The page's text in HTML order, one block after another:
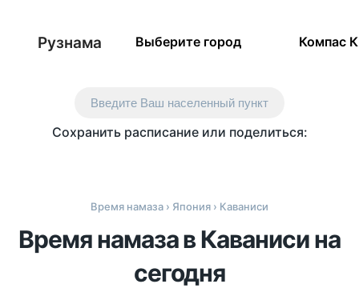
Рузнама Выберите город Компас
Введите Ваш населенный пункт
Сохранить расписание или поделиться:
Время намаза › Япония › Каваниси
Время намаза в Каваниси на
сегодня